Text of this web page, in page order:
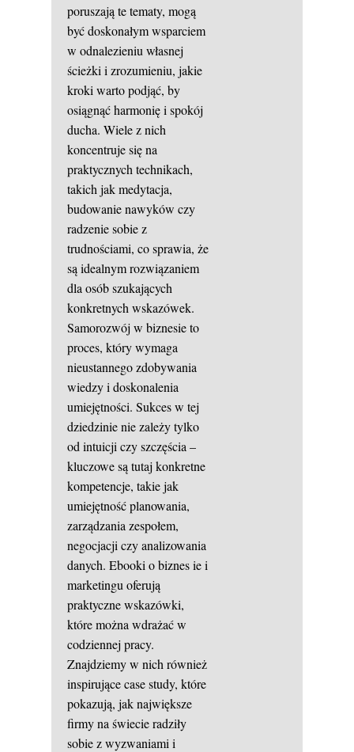
poruszają te tematy, mogą
być doskonałym wsparciem
w odnalezieniu własnej
ścieżki i zrozumieniu, jakie
kroki warto podjąć, by
osiągnąć harmonię i spokój
ducha. Wiele z nich
koncentruje się na
praktycznych technikach,
takich jak medytacja,
budowanie nawyków czy
radzenie sobie z
trudnościami, co sprawia, że
są idealnym rozwiązaniem
dla osób szukających
konkretnych wskazówek.
Samorozwój w biznesie to
proces, który wymaga
nieustannego zdobywania
wiedzy i doskonalenia
umiejętności. Sukces w tej
dziedzinie nie zależy tylko
od intuicji czy szczęścia –
kluczowe są tutaj konkretne
kompetencje, takie jak
umiejętność planowania,
zarządzania zespołem,
negocjacji czy analizowania
danych. Ebooki obiznesie i
marketingu oferują
praktyczne wskazówki,
które można wdrażać w
codziennej pracy.
Znajdziemy w nich również
inspirujące case study, które
pokazują, jak największe
firmy na świecie radziły
sobie z wyzwaniami i